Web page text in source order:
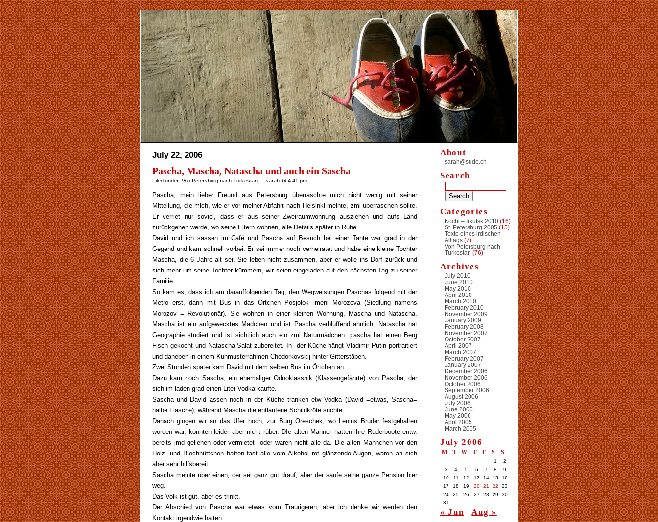
July 22, 2006
Pascha, Mascha, Natascha und auch ein Sascha
Filed under: Von Petersburg nach Turkestan — sarah @ 4:41 pm
Pascha, mein lieber Freund aus Petersburg überraschte mich nicht wenig mit seiner
Mitteilung, die mich, wie er vor meiner Abfahrt nach Helsinki meinte, zml überraschen sollte.
Er verriet nur soviel, dass er aus seiner Zweiraumwohnung ausziehen und aufs Land
zurückgehen werde, wo seine Eltern wohnen, alle Details später in Ruhe.
David und ich sassen im Café und Pascha auf Besuch bei einer Tante war grad in der
Gegend und kam schnell vorbei. Er sei immer noch verheiratet und habe eine kleine Tochter
Mascha, die 6 Jahre alt sei. Sie leben nicht zusammen, aber er wolle ins Dorf zurück und
sich mehr um seine Tochter kümmern, wir seien eingeladen auf den nächsten Tag zu seiner
Familie.
So kam es, dass ich am darauffolgenden Tag, den Wegweisungen Paschas folgend mit der
Metro erst, dann mit Bus in das Örtchen Posjolok imeni Morozova (Siedlung namens
Morozov = Revolutionär). Sie wohnen in einer kleinen Wohnung, Mascha und Natascha.
Mascha ist ein aufgewecktes Mädchen und ist Pascha verblüffend ähnlich. Natascha hat
Geographie studiert und ist sichtlich auch ein zml Naturmädchen. pascha hat einen Berg
Fisch gekocht und Natascha Salat zubereitet. In der Küche hängt Vladimir Putin portraitiert
und daneben in einem Kuhmusterrahmen Chodorkovskij hinter Gitterstäben.
Zwei Stunden später kam David mit dem selben Bus im Örtchen an.
Dazu kam noch Sascha, ein ehemaliger Odnoklassnik (Klassengefährte) von Pascha, der
sich im laden grad einen Liter Vodka kaufte.
Sascha und David assen noch in der Küche tranken etw Vodka (David =etwas, Sascha=
halbe Flasche), während Mascha die entlaufene Schildkröte suchte.
Danach gingen wir an das Ufer hoch, zur Burg Oreschek, wo Lenins Bruder festgehalten
worden war, konnten leider aber nicht rüber. DIe alten Männer hatten ihre Ruderboote entw.
bereits jmd geliehen oder vermietet oder waren nicht alle da. Die alten Mannchen vor den
Holz- und Blechhüttchen hatten fast alle vom Alkohol rot glänzende Augen, waren an sich
aber sehr hilfsbereit.
Sascha meinte über einen, der sei ganz gut drauf, aber der saufe seine ganze Pension hier
weg.
Das Volk ist gut, aber es trinkt.
Der Abschied von Pascha war etwas vom Traurigeren, aber ich denke wir werden den
Kontakt irgendwie halten.
About
sarah@sudo.ch
Search
Categories
Kochi – Irkutsk 2010 (16)
St. Petersburg 2005 (15)
Texte eines irdischen
Alltags (7)
Von Petersburg nach
Turkestan (76)
Archives
July 2010
June 2010
May 2010
April 2010
March 2010
February 2010
November 2009
January 2009
February 2008
November 2007
October 2007
April 2007
March 2007
February 2007
January 2007
December 2006
November 2006
October 2006
September 2006
August 2006
July 2006
June 2006
May 2006
April 2005
March 2005
July 2006
M T W T F S S
1
2
3
4 5 6 7 8
9
10
11 12 13 14 15
16
17
18 19 20 21 22
23
24
25 26 27 28 29
30
31
« Jun
Aug »